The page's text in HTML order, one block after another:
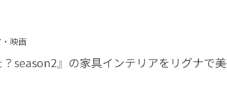
・映画
？season2』の家具インテリアをリグナで